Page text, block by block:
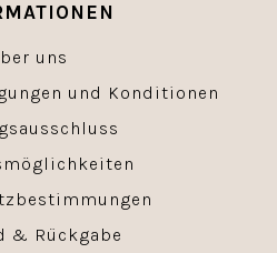
uns
und Konditionen
& Rückgabe